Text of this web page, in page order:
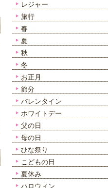
レジャー
旅行
春
夏
秋
冬
お正月
節分
バレンタイン
ホワイトデー
父の日
母の日
ひな祭り
こどもの日
夏休み
ハロウィン